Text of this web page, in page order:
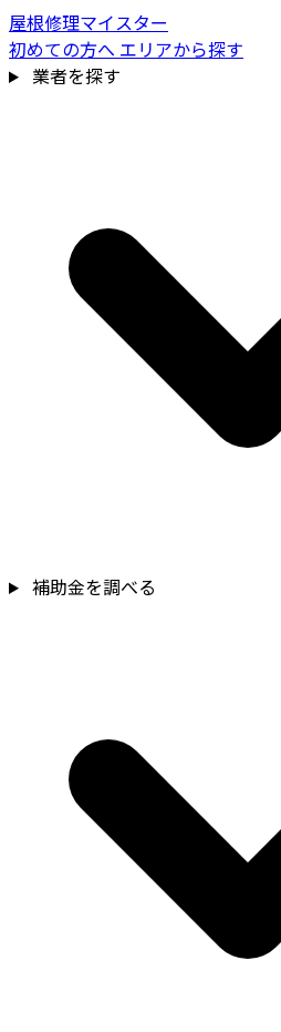
屋根修理マイスター
初めての方へ エリアから探す
業者を探す
補助金を調べる
費用相場を見る